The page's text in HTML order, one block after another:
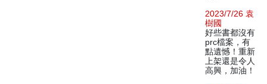
2023/7/26 袁
樹國
好些書都沒有
prc檔案，有
點遺憾！重新
上架還是令人
高興，加油！